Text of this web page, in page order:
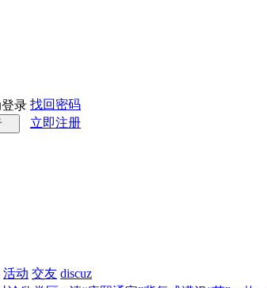
录 找回密码
立即注册
活动 交友 discuz